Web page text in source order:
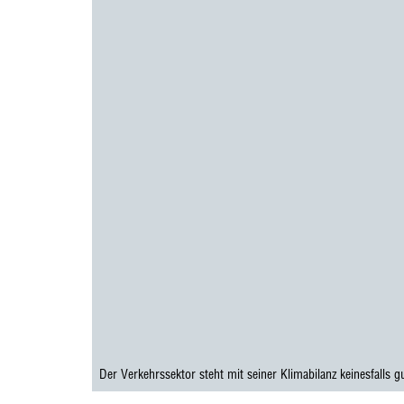
Der Verkehrssektor steht mit seiner Klimabilanz keinesfalls